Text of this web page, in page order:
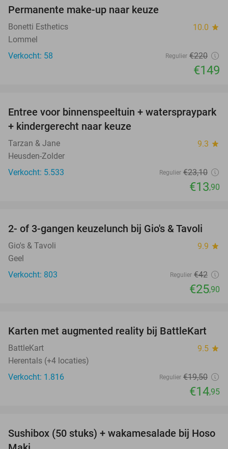
Permanente make-up naar keuze
Bonetti Esthetics 10.0 star
Lommel
Verkocht: 58
Regulier €220
€149
40%
Entree voor binnenspeeltuin + waterspraypark
+ kindergerecht naar keuze
Tarzan & Jane 9.3 star
Heusden-Zolder
Verkocht: 5.533
Regulier €23,10
€13,90
38%
2- of 3-gangen keuzelunch bij Gio's & Tavoli
Gio's & Tavoli 9.9 star
Geel
Verkocht: 803
Regulier €42
€25,90
23%
Karten met augmented reality bij BattleKart
BattleKart 9.5 star
Herentals (+4 locaties)
Verkocht: 1.816
Regulier €19,50
€14,95
53%
Sushibox (50 stuks) + wakamesalade bij Hoso